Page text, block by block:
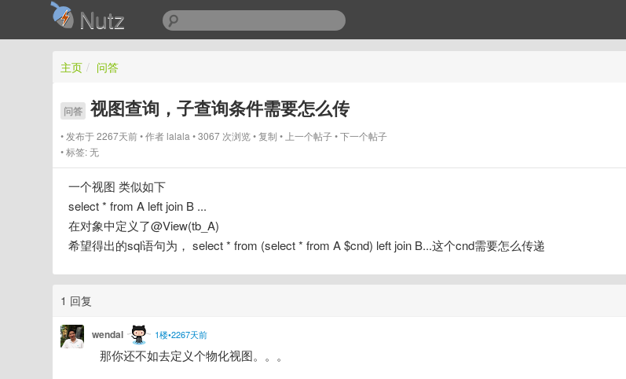
Nutz
主页 / 问答
问答 视图查询，子查询条件需要怎么传
发布于 2267天前 作者 lalala 3067 次浏览 复制 上一个帖子
下一个帖子
标签:无
一个视图 类似如下
select * from A left join B ...
在对象中定义了@View(tb_A)
希望得出的sql语句为， select * from (select * from A $cnd) left join B...这个cnd需要怎么传递
1 回复
wendal 1楼•2267天前
那你还不如去定义个物化视图。。。